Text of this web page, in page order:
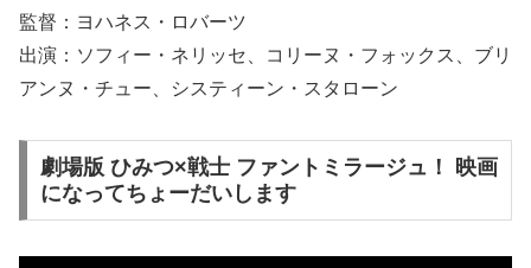
監督：ヨハネス・ロバーツ
出演：ソフィー・ネリッセ、コリーヌ・フォックス、ブリ
アンヌ・チュー、システィーン・スタローン
劇場版 ひみつ×戦士 ファントミラージュ！ 映画
になってちょーだいします